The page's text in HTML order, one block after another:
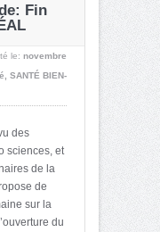
Fin
le: novembre
SANTÉ BIEN-
des
sciences, et
de la
de
sur la
du